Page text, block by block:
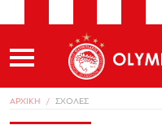
ΑΡΧΙΚΗ ΣΧΟΛΕΣ